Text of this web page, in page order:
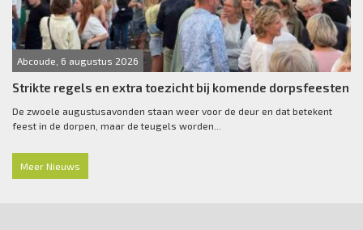
Abcoude, 6 augustus 2026
Strikte regels en extra toezicht bij komende dorpsfeesten
De zwoele augustusavonden staan weer voor de deur en dat betekent
feest in de dorpen, maar de teugels worden...
Meer Nieuws